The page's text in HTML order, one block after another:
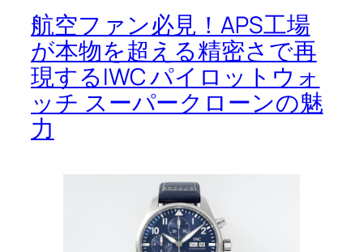
航空ファン必見！APS工場
が本物を超える精密さで再
現するIWC パイロットウォ
ッチ スーパークローンの魅
力